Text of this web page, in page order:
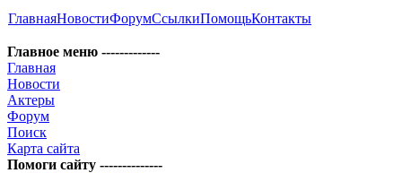
ГлавнаяНовостиФорумСсылкиПомощьКонтакты
Главное меню -------------
Главная
Новости
Актеры
Форум
Поиск
Карта сайта
Помоги сайту --------------